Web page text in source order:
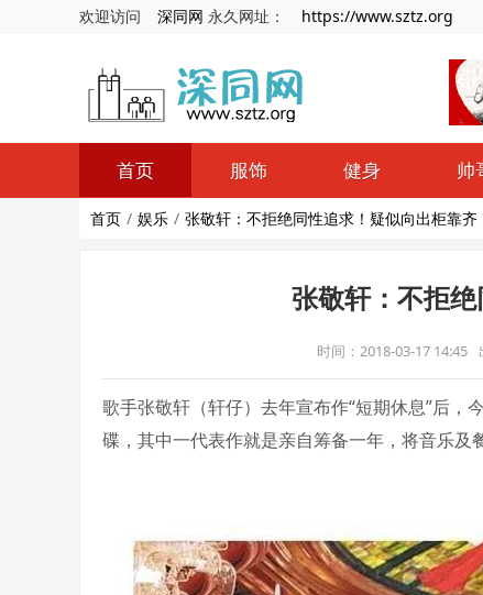
欢迎访问 深同网 永久网址： https://www.sztz.org
首页 服饰 健身 帅
首页 娱乐 张敬轩：不拒绝同性追求！疑似向出柜靠齐
张敬轩：不拒
时间：2018-03-17 14:45
歌手张敬轩（轩仔）去年宣布作“短期休息”后，
碟，其中一代表作就是亲自筹备一年，将音乐及